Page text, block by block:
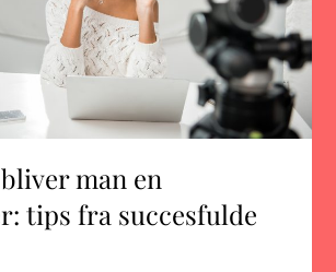
man en
tips fra succesfulde